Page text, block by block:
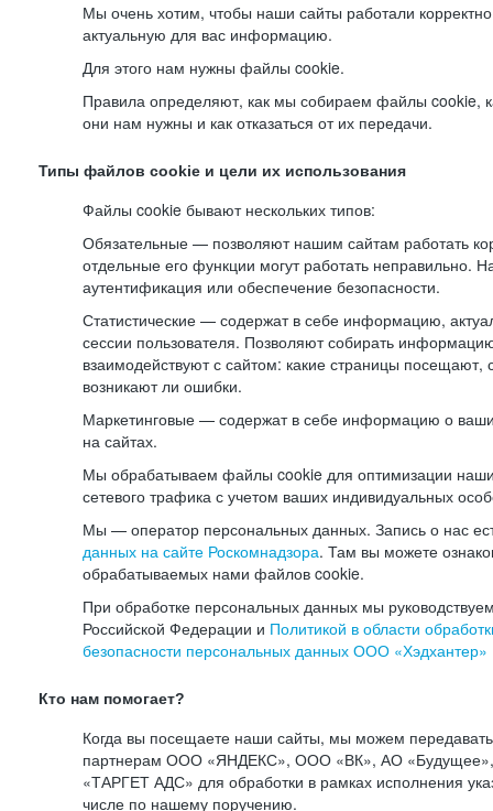
Мы очень хотим, чтобы наши сайты работали
актуальную для вас информацию.
Для этого нам нужны файлы cookie.
Правила определяют, как мы собираем файлы cookie,
они нам нужны и как отказаться от их передачи.
Типы файлов cookie и цели их использования
Файлы cookie бывают нескольких типов:
Обязательные — позволяют нашим сайтам работать
отдельные его функции могут работать неправильно.
аутентификация или обеспечение безопасности.
Статистические — содержат в себе информацию,
сессии пользователя. Позволяют собирать
взаимодействуют с сайтом: какие страницы посещают,
возникают ли ошибки.
Маркетинговые — содержат в себе информацию о
на сайтах.
Мы обрабатываем файлы cookie для оптимизации
сетевого трафика с учетом ваших индивидуальных
Мы — оператор персональных данных. Запись о нас
данных на сайте Роскомнадзора. Там вы можете
обрабатываемых нами файлов cookie.
При обработке персональных данных мы
Российской Федерации и Политикой в области
безопасности персональных данных ООО «Хэдхантер»
Кто нам помогает?
Когда вы посещаете наши сайты, мы можем
партнерам ООО «ЯНДЕКС», ООО «ВК», АО
«ТАРГЕТ АДС» для обработки в рамках исполнения
числе по нашему поручению.